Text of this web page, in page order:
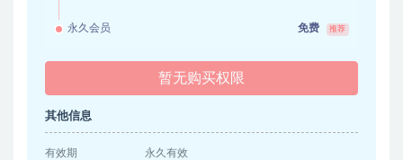
永久会员 免费 推荐
暂无购买权限
其他信息
有效期 永久有效